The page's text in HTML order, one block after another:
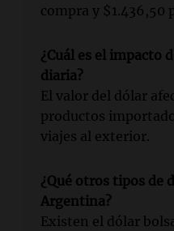
compra y $1.436,50
¿Cuál es el impacto
diaria?
El valor del dólar
productos
viajes al exterior.
¿Qué otros tipos de
Argentina?
Existen el dólar